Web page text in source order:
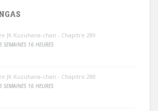
JK Kuzuhana-chan - Chapitre 289
SEMAINES 16 HEURES
JK Kuzuhana-chan - Chapitre 288
SEMAINES 16 HEURES